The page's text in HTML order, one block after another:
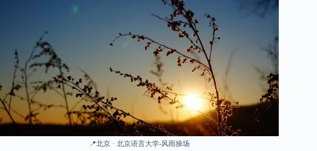
📍北京 · 北京语言大学-风雨操场